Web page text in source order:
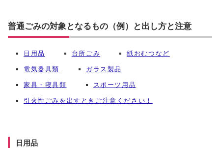
普通ごみの対象となるもの（例）と出し方と注意
日用品 台所ごみ 紙おむつなど
電気器具類 ガラス製品
家具・寝具類 スポーツ用品
引火性ごみを出すときご注意ください！
日用品